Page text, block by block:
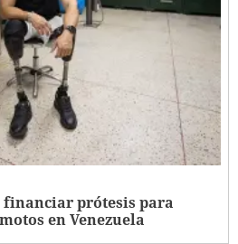
financiar prótesis para
en Venezuela